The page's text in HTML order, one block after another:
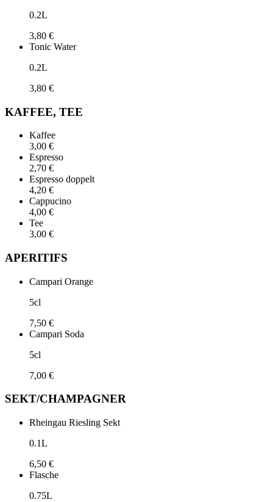
0.2L
3,80 €
Tonic Water
0.2L
3,80 €
KAFFEE, TEE
Kaffee
3,00 €
Espresso
2,70 €
Espresso doppelt
4,20 €
Cappucino
4,00 €
Tee
3,00 €
APERITIFS
Campari Orange
5cl
7,50 €
Campari Soda
5cl
7,00 €
SEKT/CHAMPAGNER
Rheingau Riesling Sekt
0.1L
6,50 €
Flasche
0.75L